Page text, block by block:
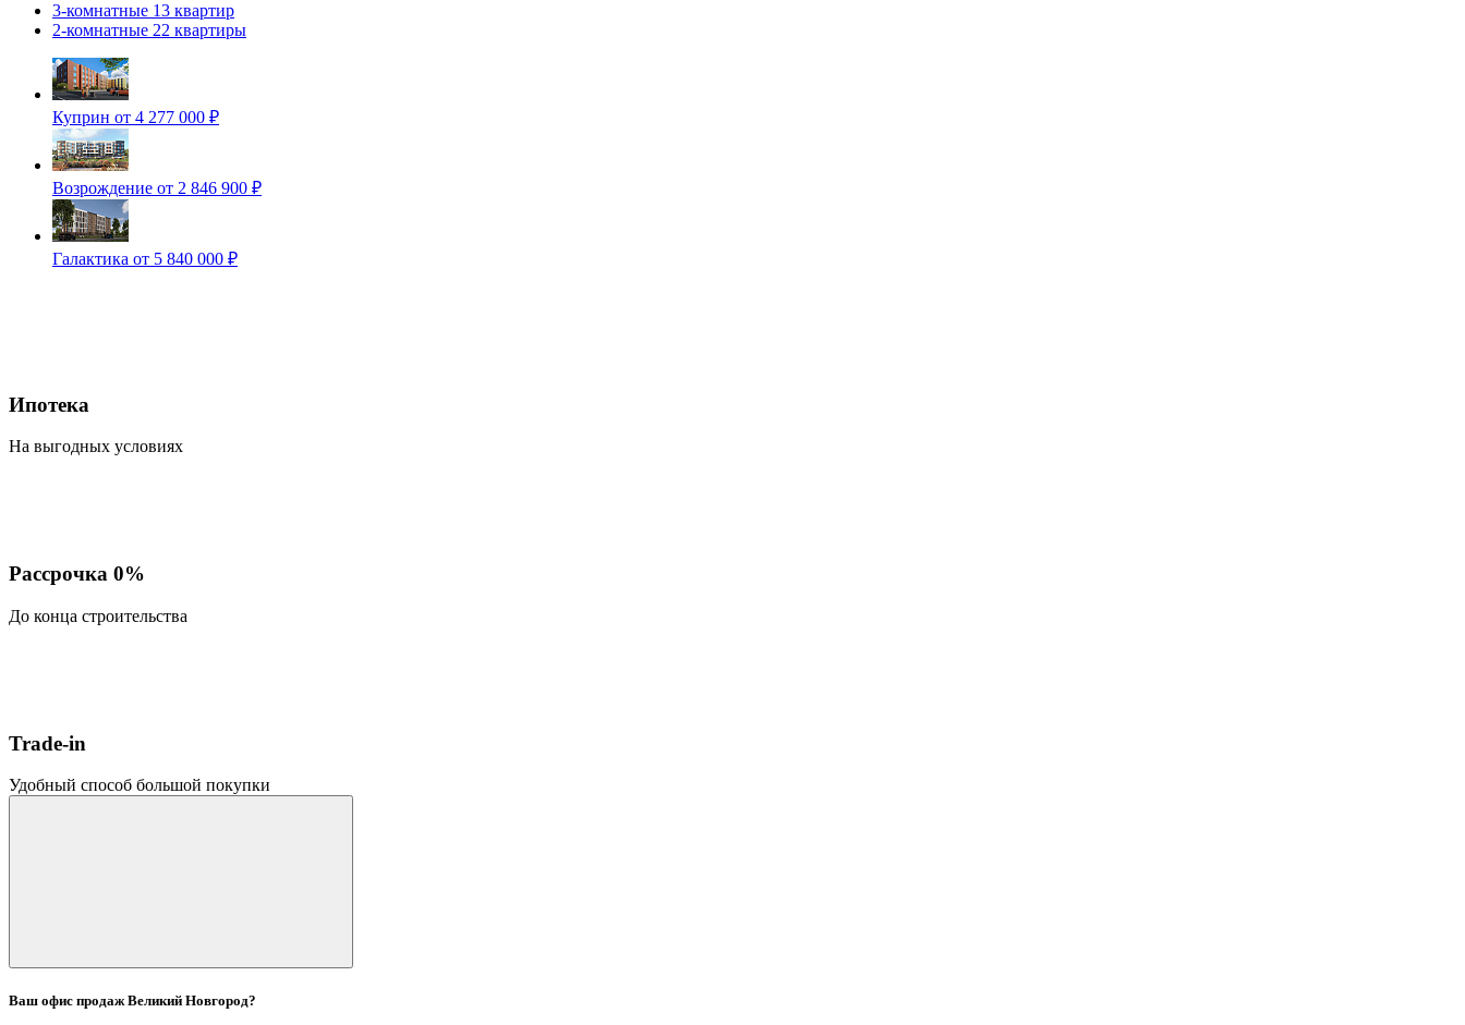
3-комнатные 13 квартир
2-комнатные 22 квартиры
Куприн от 4 277 000 ₽
Возрождение от 2 846 900 ₽
Галактика от 5 840 000 ₽
Ипотека
На выгодных условиях
Рассрочка 0%
До конца строительства
Trade-in
Удобный способ большой покупки
Ваш офис продажВеликий Новгород?